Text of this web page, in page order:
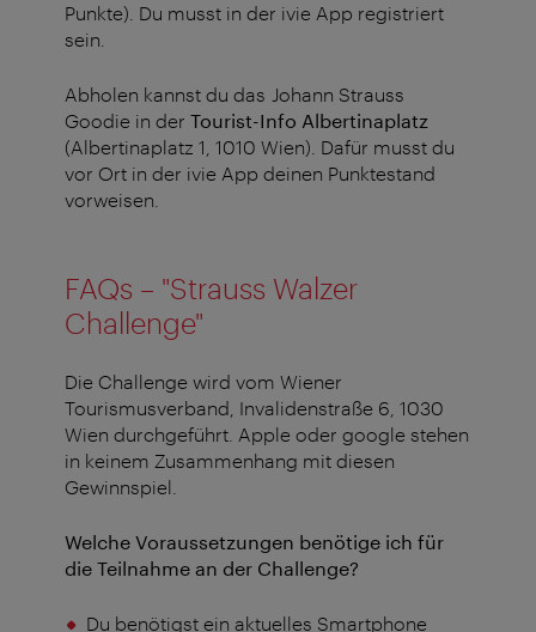
Punkte). Du musst in der ivie App registriert
sein.
Abholen kannst du das Johann Strauss
Goodie in der Tourist-Info Albertinaplatz
(Albertinaplatz 1, 1010 Wien). Dafür musst du
vor Ort in der ivie App deinen Punktestand
vorweisen.
FAQs – "Strauss Walzer
Challenge"
Die Challenge wird vom Wiener
Tourismusverband, Invalidenstraße 6, 1030
Wien durchgeführt. Apple oder google stehen
in keinem Zusammenhang mit diesen
Gewinnspiel.
Welche Voraussetzungen benötige ich für
die Teilnahme an der Challenge?
Du benötigst ein aktuelles Smartphone